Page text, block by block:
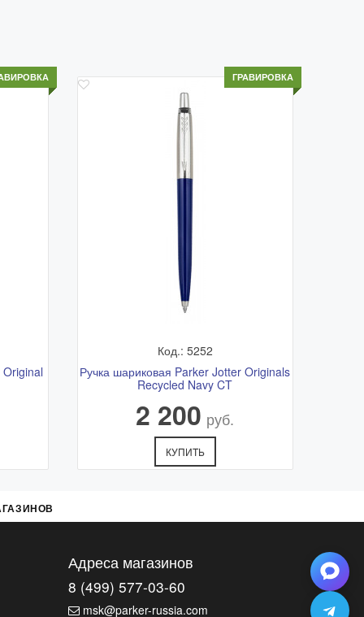
ГРАВИРОВКА
Код.: 5252
Ручка шариковая Parker Jotter Originals
Recycled Navy CT
2 200 руб.
КУПИТЬ
Адреса магазинов
8 (499) 577-03-60
msk@parker-russia.com